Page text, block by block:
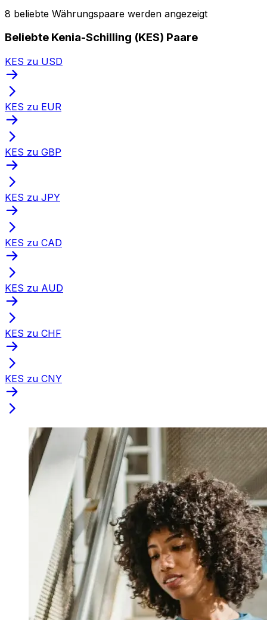
8 beliebte Währungspaare werden angezeigt
Beliebte Kenia-Schilling (KES) Paare
KES zu USD
KES zu EUR
KES zu GBP
KES zu JPY
KES zu CAD
KES zu AUD
KES zu CHF
KES zu CNY